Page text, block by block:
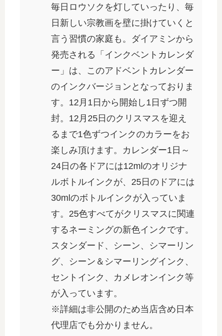
毎日ロウソクを灯していったり、毎
日新しい宗教画を壁に掛けていくと
言う習慣の家庭も。ダイアミンから
発売される「インクベントカレンダ
ー」は、このアドベントカレンダー
のインクバージョンとなっておりま
す。12月1日から開始し1日ずつ開
封。12月25日のクリスマスを迎え
るまで1色ずつインクのカラーをお
楽しみ頂けます。カレンダー1日～
24日の各ドアには12mlのオリジナ
ルボトルインクが、25日のドアには
30mlのボトルインクが入っていま
す。25色すべてがクリスマスに関連
するネーミングの新色インクです。
スタンダード、シーン、シマーリン
グ、シーン＆シマーリングインク、
セントインク、カメレオンインク等
が入っています。
※詳細は非公開のため当店含め日本
代理店でも分かりません。